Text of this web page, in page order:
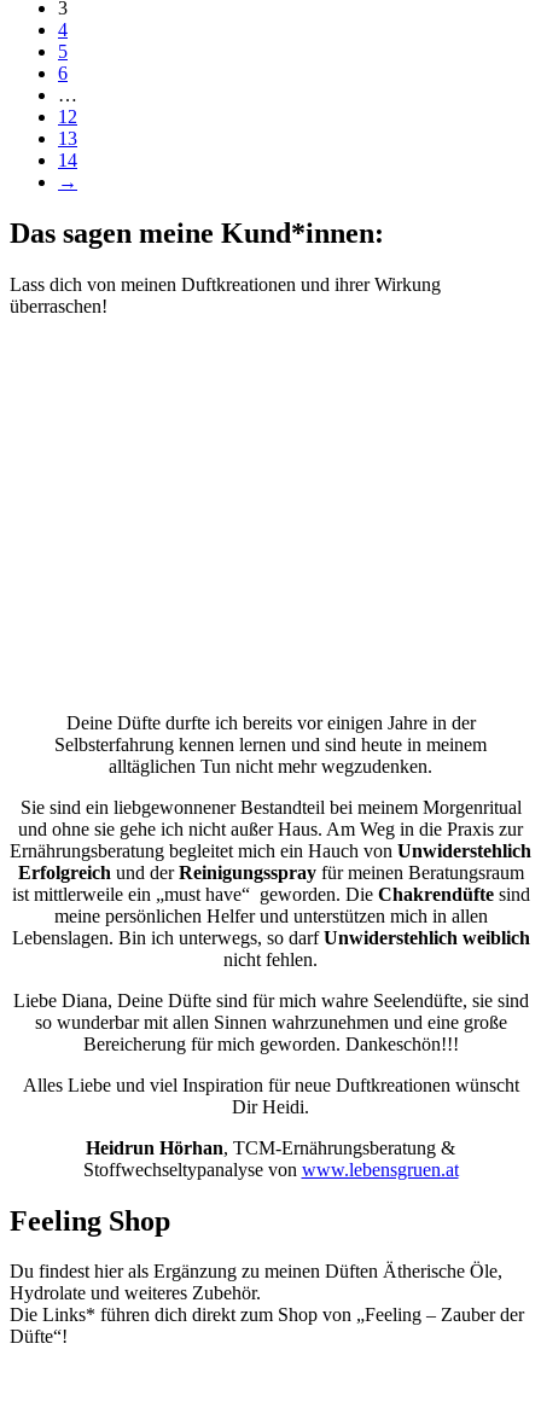
3
4
5
6
…
12
13
14
→
Das sagen meine Kund*innen:
Lass dich von meinen Duftkreationen und ihrer Wirkung
überraschen!
Deine Düfte durfte ich bereits vor einigen Jahre in der
Selbsterfahrung kennen lernen und sind heute in meinem
alltäglichen Tun nicht mehr wegzudenken.
Sie sind ein liebgewonnener Bestandteil bei meinem Morgenritual
und ohne sie gehe ich nicht außer Haus. Am Weg in die Praxis zur
Ernährungsberatung begleitet mich ein Hauch von Unwiderstehlich
Erfolgreich und derReinigungssprayfür meinen Beratungsraum
ist mittlerweile ein „must have“ geworden. Die Chakrendüftesind
meine persönlichen Helfer und unterstützen mich in allen
Lebenslagen. Bin ich unterwegs, so darfUnwiderstehlich weiblich
nicht fehlen.
Liebe Diana, Deine Düfte sind für mich wahre Seelendüfte, sie sind
so wunderbar mit allen Sinnen wahrzunehmen und eine große
Bereicherung für mich geworden. Dankeschön!!!
Alles Liebe und viel Inspiration für neue Duftkreationen wünscht
Dir Heidi.
Heidrun Hörhan, TCM-Ernährungsberatung &
Stoffwechseltypanalysevon www.lebensgruen.at
Feeling Shop
Du findest hier als Ergänzung zu meinen Düften Ätherische Öle,
Hydrolate und weiteres Zubehör.
Die Links* führen dich direkt zum Shop von „Feeling – Zauber der
Düfte“!